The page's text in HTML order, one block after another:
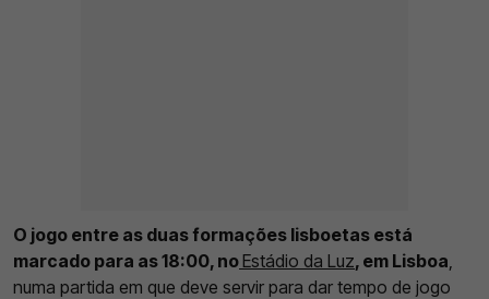
O jogo entre as duas formações lisboetas está
marcado para as 18:00, noEstádio da Luz, em Lisboa
numa partida em que deve servir para dar tempo de jogo